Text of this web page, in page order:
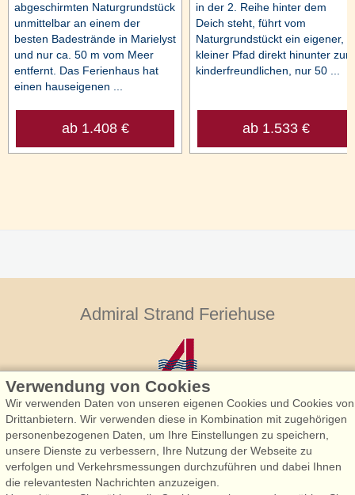
abgeschirmten Naturgrundstück
unmittelbar an einem der
besten Badestrände in Marielyst
und nur ca. 50 m vom Meer
entfernt. Das Ferienhaus hat
einen hauseigenen ...
ab 1.408 €
in der 2. Reihe hinter dem
Deich steht, führt vom
Naturgrundstückt ein eigener,
kleiner Pfad direkt hinunter zum
kinderfreundlichen, nur 50 ...
ab 1.533 €
Admiral Strand Feriehuse
Admiral Strand Feriehuse, Lønne
Houstrupvej 170, Lønne
6830 Nørre Nebel
Verwendung von Cookies
Wir verwenden Daten von unseren eigenen Cookies und Cookies von
Drittanbietern. Wir verwenden diese in Kombination mit zugehörigen
personenbezogenen Daten, um Ihre Einstellungen zu speichern,
unsere Dienste zu verbessern, Ihre Nutzung der Webseite zu
verfolgen und Verkehrsmessungen durchzuführen und dabei Ihnen
die relevantesten Nachrichten anzuzeigen.